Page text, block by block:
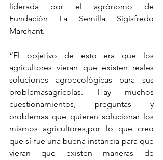
liderada por el agrónomo de
Fundación La Semilla Sigisfredo
Marchant.
“El objetivo de esto era que los
agricultores vieran que existen reales
soluciones agroecológicas para sus
problemasagrícolas. Hay muchos
cuestionamientos, preguntas y
problemas que quieren solucionar los
mismos agricultores,por lo que creo
que sí fue una buena instancia para que
vieran que existen maneras de